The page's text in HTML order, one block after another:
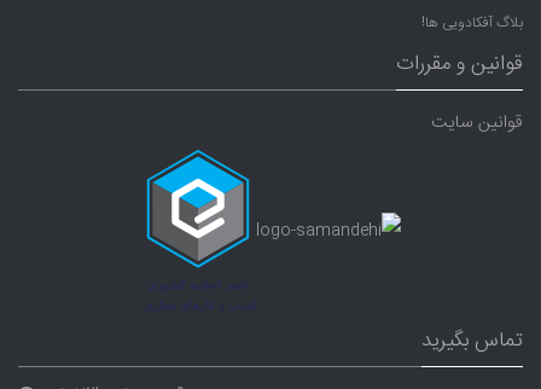
بلاگ آفکادویی ها!
قوانین و مقررات
قوانین سایت
تماس بگیرید